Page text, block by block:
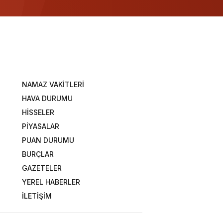
NAMAZ VAKİTLERİ
HAVA DURUMU
HİSSELER
PİYASALAR
PUAN DURUMU
BURÇLAR
GAZETELER
YEREL HABERLER
İLETİŞİM